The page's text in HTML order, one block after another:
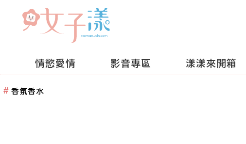
情慾愛情 影音專區 漾漾來開箱
香氛香水